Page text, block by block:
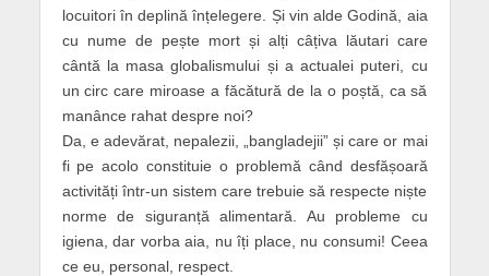
locuitori în deplină înțelegere. Și vin alde Godină, aia
cu nume de pește mort și alți câțiva lăutari care
cântă la masa globalismului și a actualei puteri, cu
un circ care miroase a făcătură de la o poștă, ca să
manânce rahat despre noi?
Da, e adevărat, nepalezii, „bangladejii” și care or mai
fi pe acolo constituie o problemă când desfășoară
activități într-un sistem care trebuie să respecte niște
norme de siguranță alimentară. Au probleme cu
igiena, dar vorba aia, nu îți place, nu consumi! Ceea
ce eu, personal, respect.